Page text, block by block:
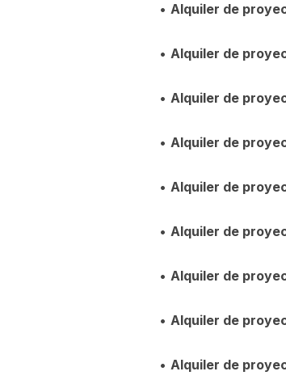
• Alquiler de
• Alquiler de
• Alquiler de
• Alquiler de
• Alquiler de
• Alquiler de
• Alquiler de
• Alquiler de
• Alquiler de